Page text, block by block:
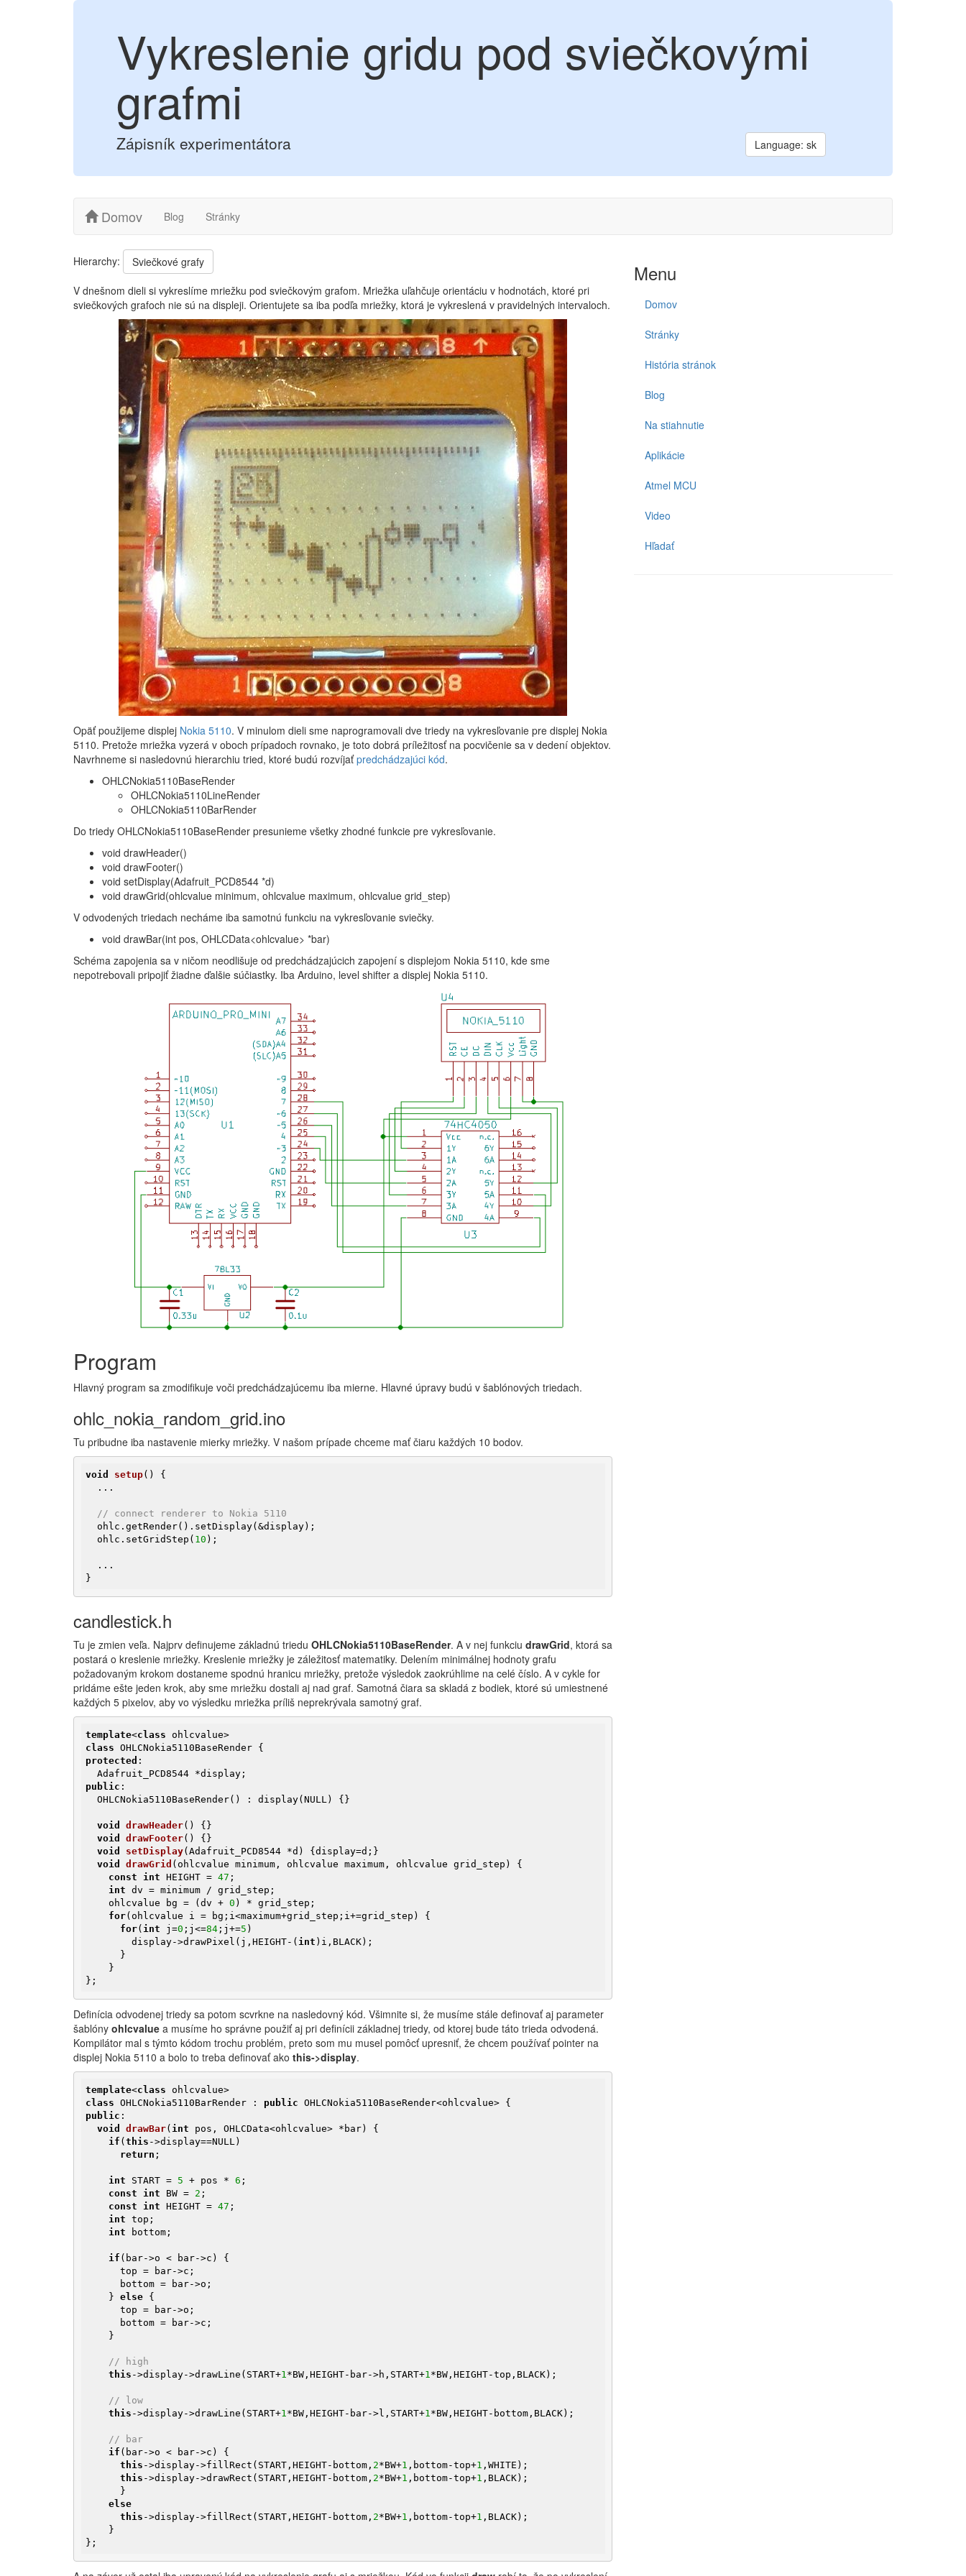
Vykreslenie gridu pod sviečkovými
grafmi
Zápisník experimentátora Language: sk
Domov Blog Stránky
Hierarchy:
Sviečkové grafy
V dnešnom dieli si vykreslíme mriežku pod sviečkovým grafom. Mriežka uľahčuje orientáciu v hodnotách, ktoré pri
sviečkových grafoch nie sú na displeji. Orientujete sa iba podľa mriežky, ktorá je vykreslená v pravidelných intervaloch.
Opäť použijeme displej Nokia 5110. V minulom dieli sme naprogramovali dve triedy na vykresľovanie pre displej Nokia
5110. Pretože mriežka vyzerá v oboch prípadoch rovnako, je toto dobrá príležitosť na pocvičenie sa v dedení objektov.
Navrhneme si nasledovnú hierarchiu tried, ktoré budú rozvíjaťpredchádzajúci kód.
OHLCNokia5110BaseRender
OHLCNokia5110LineRender
OHLCNokia5110BarRender
Do triedy OHLCNokia5110BaseRender presunieme všetky zhodné funkcie pre vykresľovanie.
void drawHeader()
void drawFooter()
void setDisplay(Adafruit_PCD8544 *d)
void drawGrid(ohlcvalue minimum, ohlcvalue maximum, ohlcvalue grid_step)
V odvodených triedach necháme iba samotnú funkciu na vykresľovanie sviečky.
void drawBar(int pos, OHLCData<ohlcvalue> *bar)
Schéma zapojenia sa v ničom neodlišuje od predchádzajúcich zapojení s displejom Nokia 5110, kde sme
nepotrebovali pripojiť žiadne ďalšie súčiastky. Iba Arduino, level shifter a displej Nokia 5110.
Program
Hlavný program sa zmodifikuje voči predchádzajúcemu iba mierne. Hlavné úpravy budú v šablónových triedach.
ohlc_nokia_random_grid.ino
Tu pribudne iba nastavenie mierky mriežky. V našom prípade chceme mať čiaru každých 10 bodov.
void setup()
{
// connect renderer to Nokia 5110
  ohlc.setGridStep(
10 );
}
candlestick.h
Tu je zmien veľa. Najprv definujeme základnú triedu OHLCNokia5110BaseRender. A v nej funkciu drawGrid, ktorá sa
postará o kreslenie mriežky. Kreslenie mriežky je záležitosť matematiky. Delením minimálnej hodnoty grafu
požadovaným krokom dostaneme spodnú hranicu mriežky, pretože výsledok zaokrúhlime na celé číslo. A v cykle for
pridáme ešte jeden krok, aby sme mriežku dostali aj nad graf. Samotná čiara sa skladá z bodiek, ktoré sú umiestnené
každých 5 pixelov, aby vo výsledku mriežka príliš neprekrývala samotný graf.
template<class
class
protected :
public :
void drawHeader()
{}
void
drawFooter()
{}
void
setDisplay(Adafruit_PCD8544 *d)
{display=d;}
void
drawGrid (ohlcvalue minimum, ohlcvalue maximum, ohlcvalue grid_step)
{
const
int HEIGHT = 47 ;
int dv = minimum / grid_step;
    ohlcvalue bg = (dv +
0 ) * grid_step;
for(ohlcvalue i = bg;i<maximum+grid_step;i+=grid_step) {
for( int j=0 ;j<=84 ;j+=5 )
        display->drawPixel(j,HEIGHT-(
int )i,BLACK);
};
Definícia odvodenej triedy sa potom scvrkne na nasledovný kód. Všimnite si, že musíme stále definovať aj parameter
šablóny ohlcvalue a musíme ho správne použiť aj pri definícii základnej triedy, od ktorej bude táto trieda odvodená.
Kompilátor mal s týmto kódom trochu problém, preto som mu musel pomôcť upresniť, že chcem používať pointer na
displej Nokia 5110 a bolo to treba definovať ako this->display.
template<class
class OHLCNokia5110BarRender : public
public :
void
drawBar( int pos, OHLCData<ohlcvalue> *bar)
{
if (this ->display==NULL)
return ;
int START = 5 + pos * 6 ;
const
int BW = 2 ;
const
int HEIGHT = 47 ;
int top;
int bottom;
if (bar->o < bar->c) {
    }
else {
// high
this ->display->drawLine(START+1 *BW,HEIGHT-bar->h,START+1 *BW,HEIGHT-top,BLACK);
// low
this ->display->drawLine(START+1 *BW,HEIGHT-bar->l,START+1 *BW,HEIGHT-bottom,BLACK);
// bar
if (bar->o < bar->c) {
this ->display->fillRect(START,HEIGHT-bottom, 2*BW+1 ,bottom-top+1 ,WHITE);
this ->display->drawRect(START,HEIGHT-bottom, 2*BW+1 ,bottom-top+1 ,BLACK);
else
this ->display->fillRect(START,HEIGHT-bottom, 2*BW+1 ,bottom-top+1 ,BLACK);
};
Menu
Domov
Stránky
História stránok
Blog
Na stiahnutie
Aplikácie
Atmel MCU
Video
Hľadať